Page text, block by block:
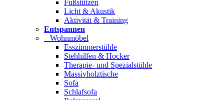
Fußstützen
Licht & Akustik
Aktivität & Training
Entspannen
Wohnmöbel
Esszimmerstühle
Stehhilfen & Hocker
Therapie- und Spezialstühle
Massivholztische
Sofa
Schlafsofa